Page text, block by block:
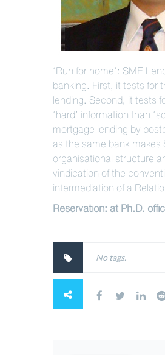
‘Run for home’: SME
banking. First, it tests for
lending. Second, it tests
‘hard’ information than
mortgage lending by
as the same bank
organisational structure
vindication of the
intermediation of a
Reservation: at Ph.D.
No tags.